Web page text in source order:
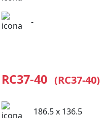
-
RC37-40 (RC37-40)
186.5 x 136.5